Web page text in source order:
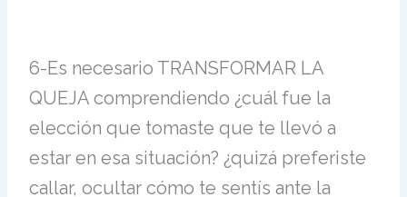
6-Es necesario TRANSFORMAR LA
QUEJA comprendiendo ¿cuál fue la
elección que tomaste que te llevó a
estar en esa situación? ¿quizá preferiste
callar, ocultar cómo te sentís ante la